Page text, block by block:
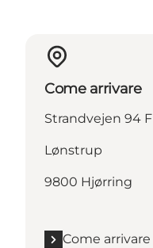
Come arrivare
Strandvejen 94 F
Lønstrup
9800 Hjørring
Come arrivare